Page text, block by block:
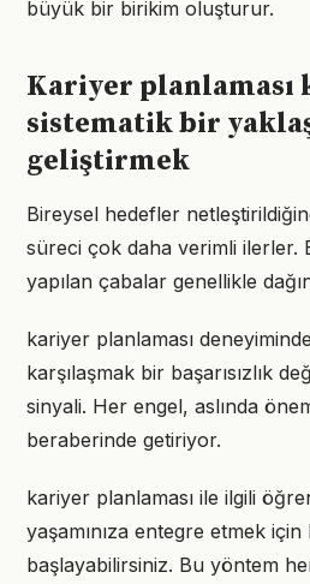
büyük bir birikim oluşturur.
Kariyer planlaması
sistematik bir
geliştirmek
Bireysel hedefler
süreci çok daha verimli ilerler.
yapılan çabalar genellikle
kariyer planlaması
karşılaşmak bir başarısızlık
sinyali. Her engel, aslında
beraberinde getiriyor.
kariyer planlaması ile ilgili
yaşamınıza entegre etmek
başlayabilirsiniz. Bu yöntem